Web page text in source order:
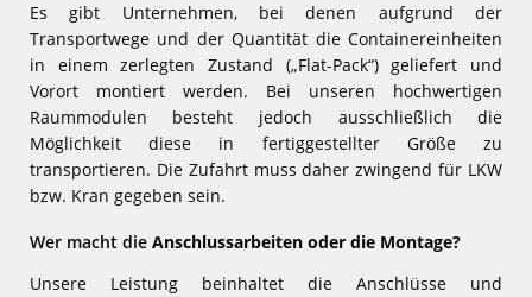
Es gibt Unternehmen, bei denen aufgrund der
Transportwege und der Quantität die Containereinheiten
in einem zerlegten Zustand („Flat-Pack“) geliefert und
Vorort montiert werden. Bei unseren hochwertigen
Raummodulen besteht jedoch ausschließlich die
Möglichkeit diese in fertiggestellter Größe zu
transportieren. Die Zufahrt muss daher zwingend für LKW
bzw. Kran gegeben sein.
Wer macht die Anschlussarbeiten oder die Montage?
Unsere Leistung beinhaltet die Anschlüsse und